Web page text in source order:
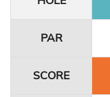
PAR
SCORE